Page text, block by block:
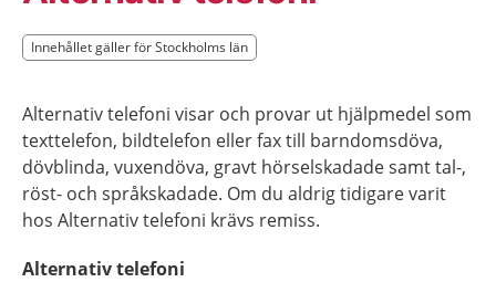
Innehållet gäller för Stockholms län
Innehållet gäller för Stockholms län
Alternativ telefoni visar och provar ut hjälpmedel som
texttelefon, bildtelefon eller fax till barndomsdöva,
dövblinda, vuxendöva, gravt hörselskadade samt tal-,
röst- och språkskadade. Om du aldrig tidigare varit
hos Alternativ telefoni krävs remiss.
Alternativ telefoni